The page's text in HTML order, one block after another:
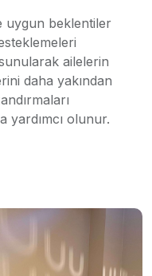
uygun beklentiler
ailelerin
daha yakından
yardımcı olunur.